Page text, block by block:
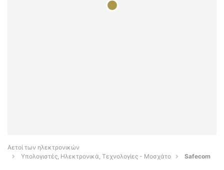
Αετοί των ηλεκτρονικών
Υπολογιστές, Ηλεκτρονικά, Τεχνολογίες - Μοσχάτο
Safecom